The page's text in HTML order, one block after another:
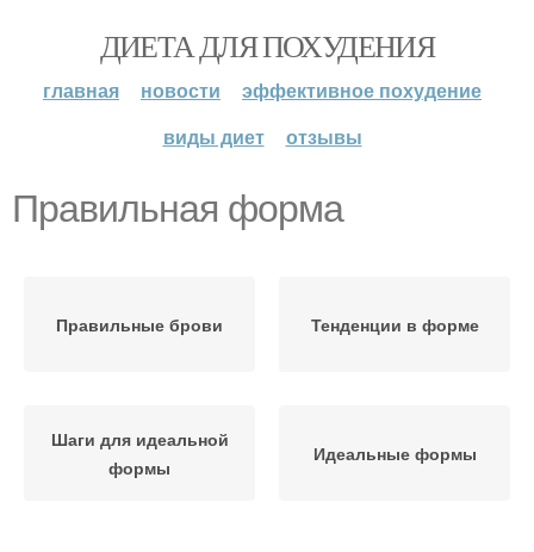
ДИЕТА ДЛЯ ПОХУДЕНИЯ
главная новости
эффективное похудение
виды диет
отзывы
Правильная форма
Правильные брови Тенденции в форме
Шаги для идеальной
формы
Идеальные формы